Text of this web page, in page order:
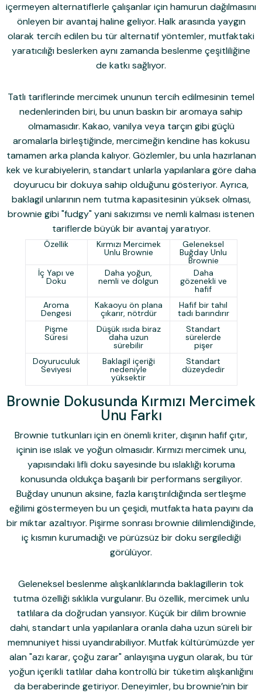
içermeyen alternatiflerle çalışanlar için hamurun dağılmasını
önleyen bir avantaj haline geliyor. Halk arasında yaygın
olarak tercih edilen bu tür alternatif yöntemler, mutfaktaki
yaratıcılığı beslerken aynı zamanda beslenme çeşitliliğine
de katkı sağlıyor.
Tatlı tariflerinde mercimek ununun tercih edilmesinin temel
nedenlerinden biri, bu unun baskın bir aromaya sahip
olmamasıdır. Kakao, vanilya veya tarçın gibi güçlü
aromalarla birleştiğinde, mercimeğin kendine has kokusu
tamamen arka planda kalıyor. Gözlemler, bu unla hazırlanan
kek ve kurabiyelerin, standart unlarla yapılanlara göre daha
doyurucu bir dokuya sahip olduğunu gösteriyor. Ayrıca,
baklagil unlarının nem tutma kapasitesinin yüksek olması,
brownie gibi "fudgy" yani sakızımsı ve nemli kalması istenen
tariflerde büyük bir avantaj yaratıyor.
Özellik Kırmızı Mercimek
Unlu Brownie
Geleneksel
Buğday Unlu
Brownie
İç Yapı ve
Doku
Daha yoğun,
nemli ve dolgun
Daha
gözenekli ve
hafif
Aroma
Dengesi
Kakaoyu ön plana
çıkarır, nötrdür
Hafif bir tahıl
tadı barındırır
Pişme
Süresi
Düşük ısıda biraz
daha uzun
sürebilir
Standart
sürelerde
pişer
Doyuruculuk
Seviyesi
Baklagil içeriği
nedeniyle
yüksektir
Standart
düzeydedir
Brownie Dokusunda Kırmızı Mercimek
Unu Farkı
Brownie tutkunları için en önemli kriter, dışının hafif çıtır,
içinin ise ıslak ve yoğun olmasıdır. Kırmızı mercimek unu,
yapısındaki lifli doku sayesinde bu ıslaklığı koruma
konusunda oldukça başarılı bir performans sergiliyor.
Buğday ununun aksine, fazla karıştırıldığında sertleşme
eğilimi göstermeyen bu un çeşidi, mutfakta hata payını da
bir miktar azaltıyor. Pişirme sonrası brownie dilimlendiğinde,
iç kısmın kurumadığı ve pürüzsüz bir doku sergilediği
görülüyor.
Geleneksel beslenme alışkanlıklarında baklagillerin tok
tutma özelliği sıklıkla vurgulanır. Bu özellik, mercimek unlu
tatlılara da doğrudan yansıyor. Küçük bir dilim brownie
dahi, standart unla yapılanlara oranla daha uzun süreli bir
memnuniyet hissi uyandırabiliyor. Mutfak kültürümüzde yer
alan "azı karar, çoğu zarar" anlayışına uygun olarak, bu tür
yoğun içerikli tatlılar daha kontrollü bir tüketim alışkanlığını
da beraberinde getiriyor. Deneyimler, bu brownie’nin bir